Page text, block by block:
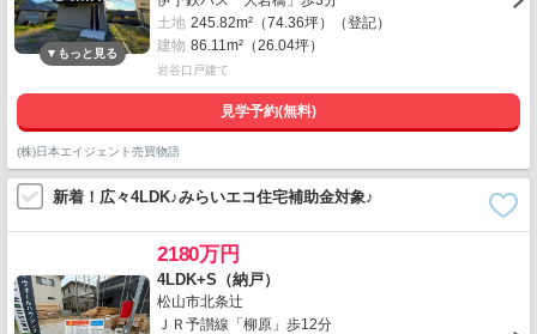
土地 245.82m²（74.36坪）（登記）
建物 86.11m²（26.04坪）
岩谷口戸建て
見学予約(無料)
(株)日本エイジェント売買物語
新着！広々4LDK♪みらいエコ住宅補助金対象♪
2180万円
4LDK+S（納戸）
松山市北条辻
ＪＲ予讃線「柳原」歩12分